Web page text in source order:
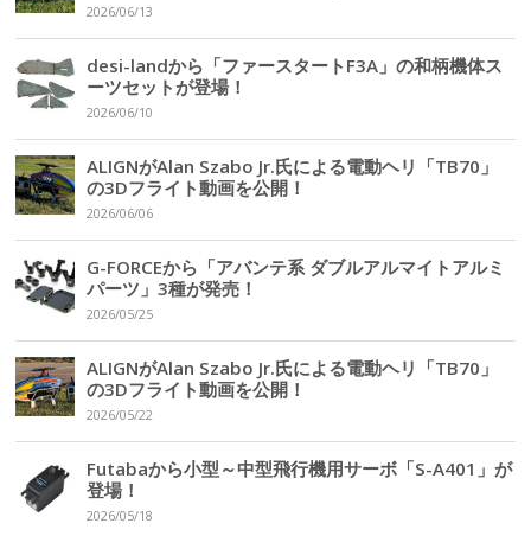
2026/06/13
desi-landから「ファースタートF3A」の和柄機体ス
ーツセットが登場！
2026/06/10
ALIGNがAlan Szabo Jr.氏による電動ヘリ「TB70」
の3Dフライト動画を公開！
2026/06/06
G-FORCEから「アバンテ系 ダブルアルマイトアルミ
パーツ」3種が発売！
2026/05/25
ALIGNがAlan Szabo Jr.氏による電動ヘリ「TB70」
の3Dフライト動画を公開！
2026/05/22
Futabaから小型～中型飛行機用サーボ「S-A401」が
登場！
2026/05/18